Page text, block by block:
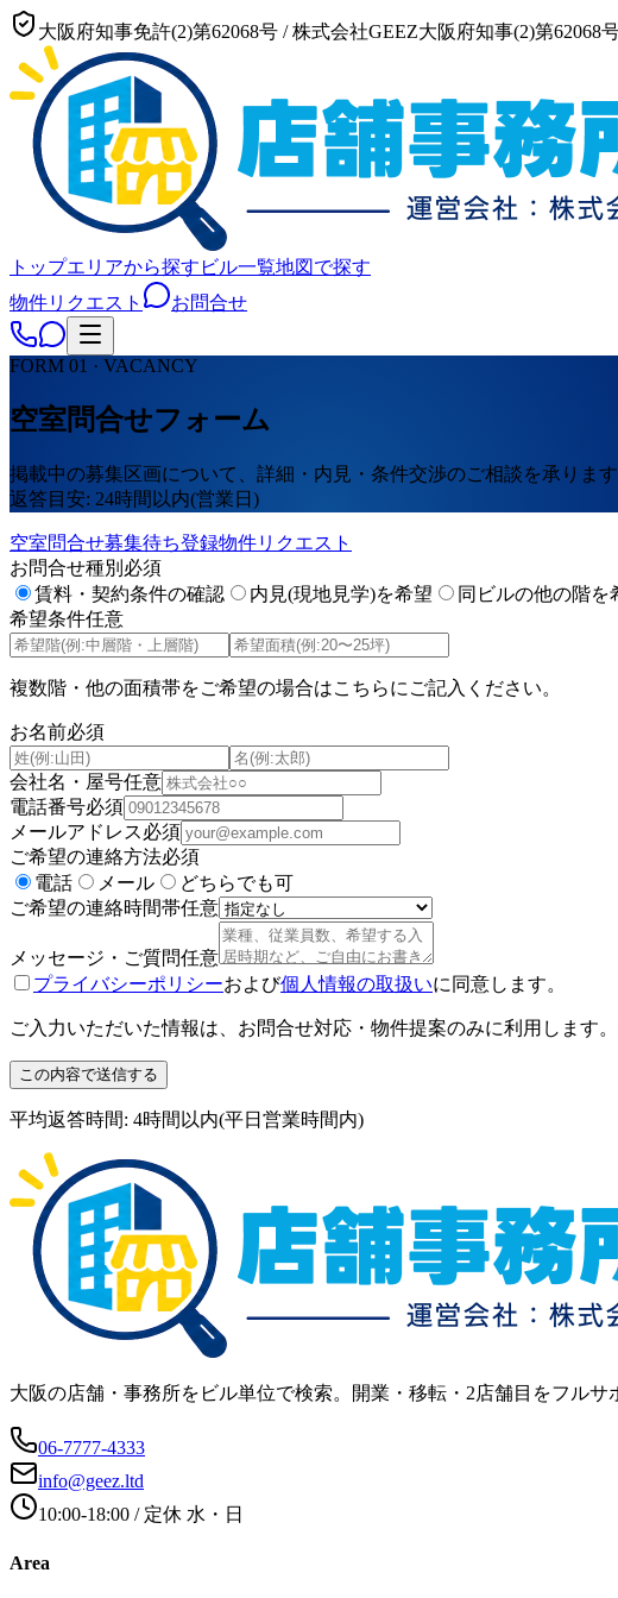
大阪府知事免許(2)第62068号 /株式会社GEEZ大阪府知事(2)第62068
トップエリアから探す ビル一覧地図で探す
物件リクエスト
お問合せ
FORM 01 · VACANCY
空室問合せフォーム
掲載中の募集区画について、詳細・内見・条件交渉のご相談を承ります
返答目安: 24時間以内(営業日)
空室問合せ募集待ち登録物件リクエスト
お問合せ種別 必須
賃料・契約条件の確認
内見(現地見学)を希望 同ビルの他の階を
希望条件任意
複数階・他の面積帯をご希望の場合はこちらにご記入ください。
お名前必須
会社名・屋号任意
電話番号必須
メールアドレス必須
ご希望の連絡方法必須
電話
メール
どちらでも可
ご希望の連絡時間帯任意
メッセージ・ご質問任意
プライバシーポリシーおよび個人情報の取扱いに同意します。
ご入力いただいた情報は、お問合せ対応・物件提案のみに利用します
この内容で送信する
平均返答時間: 4時間以内(平日営業時間内)
大阪の店舗・事務所をビル単位で検索。開業・移転・2店舗目をフルサ
06-7777-4333
info@geez.ltd
10:00-18:00 / 定休 水・日
Area